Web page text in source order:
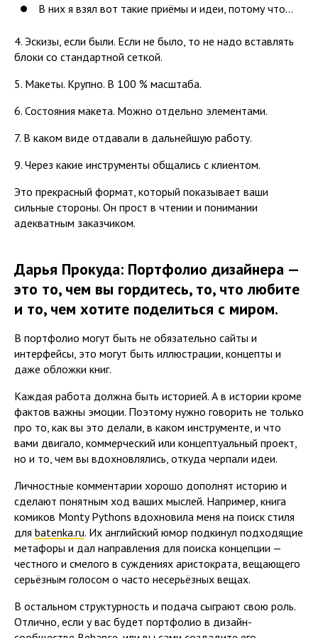
В них я взял вот такие приёмы и идеи, потому что...
4. Эскизы, если были. Если не было, то не надо вставлять
блоки со стандартной сеткой.
5. Макеты. Крупно. В 100 % масштаба.
6. Состояния макета. Можно отдельно элементами.
7. В каком виде отдавали в дальнейшую работу.
9. Через какие инструменты общались с клиентом.
Это прекрасный формат, который показывает ваши
сильные стороны. Он прост в чтении и понимании
адекватным заказчиком.
Дарья Прокуда: Портфолио дизайнера —
это то, чем вы гордитесь, то, что любите
и то, чем хотите поделиться с миром.
В портфолио могут быть не обязательно сайты и
интерфейсы, это могут быть иллюстрации, концепты и
даже обложки книг.
Каждая работа должна быть историей. А в истории кроме
фактов важны эмоции. Поэтому нужно говорить не только
про то, как вы это делали, в каком инструменте, и что
вами двигало, коммерческий или концептуальный проект,
но и то, чем вы вдохновлялись, откуда черпали идеи.
Личностные комментарии хорошо дополнят историю и
сделают понятным ход ваших мыслей. Например, книга
комиков Monty Pythons вдохновила меня на поиск стиля
для batenka.ru. Их английский юмор подкинул подходящие
метафоры и дал направления для поиска концепции —
честного и смелого в суждениях аристократа, вещающего
серьёзным голосом о часто несерьёзных вещах.
В остальном структурность и подача сыграют свою роль.
Отлично, если у вас будет портфолио в дизайн-